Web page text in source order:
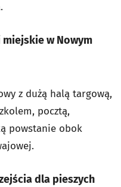
miejskie w Nowym
z dużą halą targową,
pocztą,
powstanie obok
dla pieszych